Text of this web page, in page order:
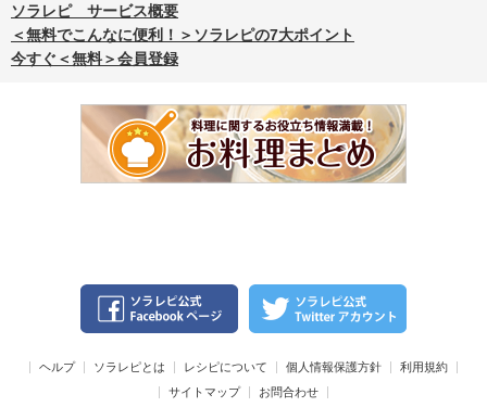
ソラレピ サービス概要
＜無料でこんなに便利！＞ソラレピの7大ポイント
今すぐ＜無料＞会員登録
ヘルプ ソラレピとは レシピについて 個人情報保護方針
利用規約
サイトマップ
お問合わせ